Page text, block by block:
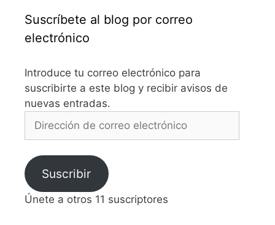
Suscríbete al blog por correo
electrónico
Introduce tu correo electrónico para
suscribirte a este blog y recibir avisos de
nuevas entradas.
de
electrónico
Suscribir
Únete a otros 11 suscriptores